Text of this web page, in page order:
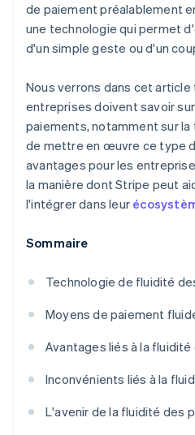
de paiement préalablement
une technologie qui permet
d'un simple geste ou d'un
Nous verrons dans cet
entreprises doivent savoir
paiements, notamment sur
de mettre en œuvre ce type
avantages pour les
la manière dont Stripe peut
l'intégrer dans leur
Sommaire
Technologie de fluidité
Moyens de paiement
Avantages liés à la
Inconvénients liés à la
L'avenir de la fluidité des